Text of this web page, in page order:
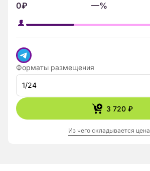
0₽ —%
Форматы размещения
1/24
3 720 ₽
Из чего складывается цена